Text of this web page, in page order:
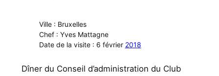
Ville : Bruxelles
Chef : Yves Mattagne
Date de la visite : 6 février 2018
Dîner du Conseil d’administration du Club